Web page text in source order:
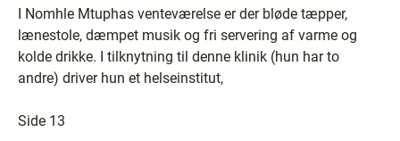
I Nomhle Mtuphas venteværelse er der bløde tæpper,
lænestole, dæmpet musik og fri servering af varme og
kolde drikke. I tilknytning til denne klinik (hun har to
andre) driver hun et helseinstitut,
Side 13